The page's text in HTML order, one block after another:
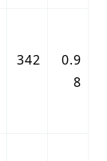
342
0.9
8